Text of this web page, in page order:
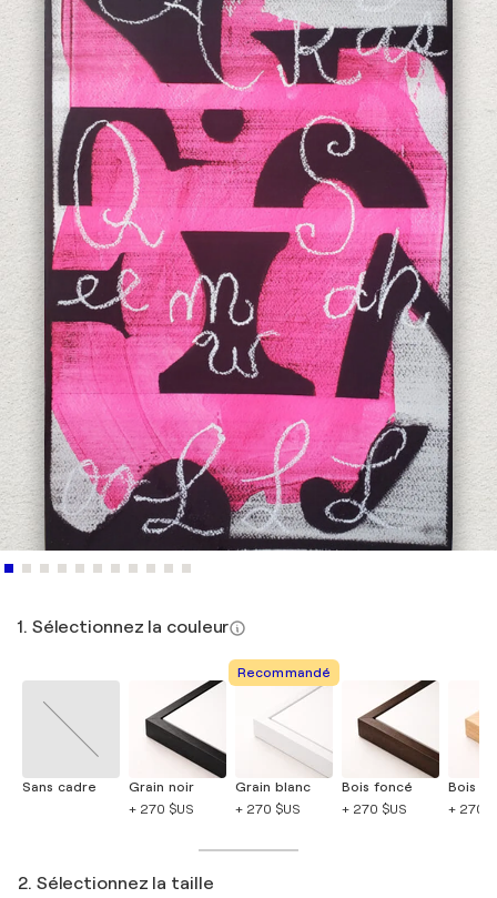
1. Sélectionnez la couleur
Sans cadre
Grain noir
+ 270 $US
Recommandé
Grain blanc
+ 270 $US
Bois foncé
+ 270 $US
Bois
+ 270
2. Sélectionnez la taille